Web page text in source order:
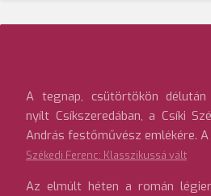
A tegnap, csütörtökön délután
nyílt Csíkszeredában, a Csíki
András festőművész emlékére.
Székedi Ferenc: Klasszikussá vált
Az elmúlt héten a román